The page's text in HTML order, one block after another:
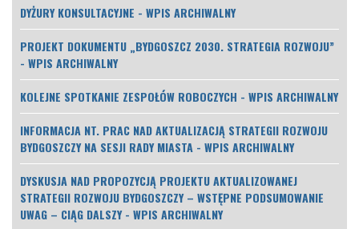
DYŻURY KONSULTACYJNE - WPIS ARCHIWALNY
PROJEKT DOKUMENTU „BYDGOSZCZ 2030. STRATEGIA ROZWOJU”
- WPIS ARCHIWALNY
KOLEJNE SPOTKANIE ZESPOŁÓW ROBOCZYCH - WPIS ARCHIWALNY
INFORMACJA NT. PRAC NAD AKTUALIZACJĄ STRATEGII ROZWOJU
BYDGOSZCZY NA SESJI RADY MIASTA - WPIS ARCHIWALNY
DYSKUSJA NAD PROPOZYCJĄ PROJEKTU AKTUALIZOWANEJ
STRATEGII ROZWOJU BYDGOSZCZY – WSTĘPNE PODSUMOWANIE
UWAG – CIĄG DALSZY - WPIS ARCHIWALNY